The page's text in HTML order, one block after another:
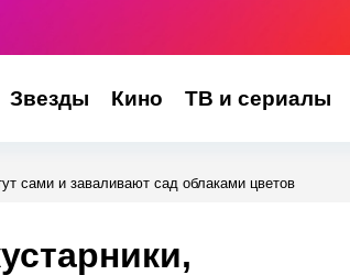
Звезды Кино ТВ и сериалы
сами и заваливают сад облаками цветов